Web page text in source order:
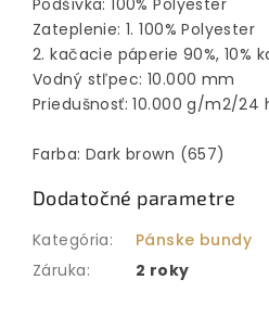
Podšívka: 100% Polyester
Zateplenie: 1. 100% Polyester
2. kačacie páperie 90%, 10%
Vodný stľpec: 10.000 mm
Priedušnosť: 10.000 g/m2/24
Farba: Dark brown (657)
Dodatočné parametre
Kategória:
Pánske bundy
Záruka: 2 roky